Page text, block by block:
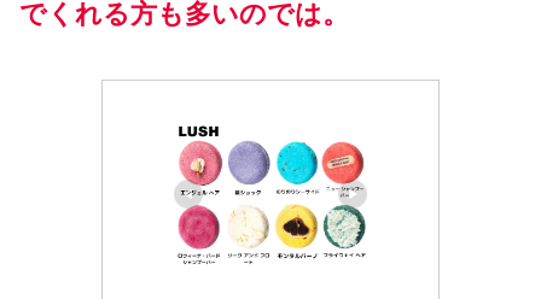
でくれる方も多いのでは。